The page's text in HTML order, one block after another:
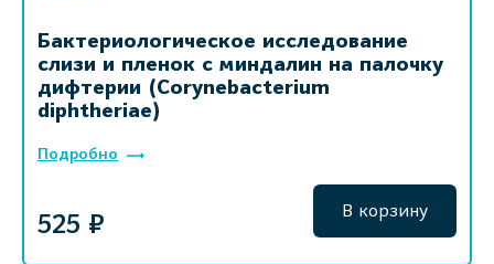
Бактериологическое исследование
слизи и пленок с миндалин на палочку
дифтерии (Corynebacterium
diphtheriae)
Подробно
525 ₽ В корзину